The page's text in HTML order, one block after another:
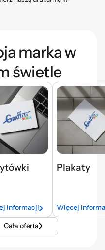
marka w
świetle
informacji
Plakaty
Więcej
Cała oferta